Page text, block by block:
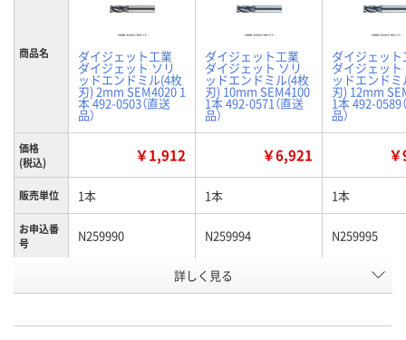
商品名 ダイジェット工業
ダイジェット ソリ
ッドエンドミル(4枚
刃) 2mm SEM4020 1
本 492-0503（直送
品）
ダイジェット工業
ダイジェット ソリ
ッドエンドミル(4枚
刃) 10mm SEM4100
1本 492-0571（直送
品）
ダイジェット
ダイジェット
ッドエンドミ
刃) 12mm
1本 492-0589
品）
価格
(税込)
￥1,912 ￥6,921
販売単位 1本 1本 1本
お申込番
号
N259990 N259994 N259995
あり
詳しく見る